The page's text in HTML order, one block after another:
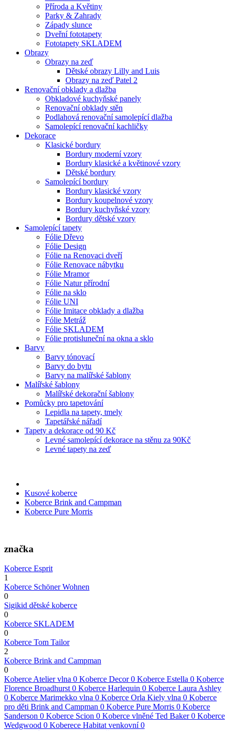
Příroda a Květiny
Parky & Zahrady
Západy slunce
Dveřní fototapety
Fototapety SKLADEM
Obrazy
Obrazy na zeď
Dětské obrazy Lilly and Luis
Obrazy na zeď Patel 2
Renovační obklady a dlažba
Obkladové kuchyňské panely
Renovační obklady stěn
Podlahová renovační samolepící dlažba
Samolepící renovační kachličky
Dekorace
Klasické bordury
Bordury moderní vzory
Bordury klasické a květinové vzory
Dětské bordury
Samolepící bordury
Bordury klasické vzory
Bordury koupelnové vzory
Bordury kuchyňské vzory
Bordury dětské vzory
Samolepící tapety
Fólie Dřevo
Fólie Design
Fólie na Renovaci dveří
Fólie Renovace nábytku
Fólie Mramor
Fólie Natur přírodní
Fólie na sklo
Fólie UNI
Fólie Imitace obklady a dlažba
Fólie Metráž
Fólie SKLADEM
Fólie protisluneční na okna a sklo
Barvy
Barvy tónovací
Barvy do bytu
Barvy na malířské šablony
Malířské šablony
Malířské dekorační šablony
Pomůcky pro tapetování
Lepidla na tapety, tmely
Tapetářské nářadí
Tapety a dekorace od 90 Kč
Levné samolepící dekorace na stěnu za 90Kč
Levné tapety na zeď
Kusové koberce
Koberce Brink and Campman
Koberce Pure Morris
značka
Koberce Esprit
1
Koberce Schöner Wohnen
0
Sigikid dětské koberce
0
Koberce SKLADEM
0
Koberce Tom Tailor
2
Koberce Brink and Campman
0
Koberce Atelier vlna 0 Koberce Decor0 Koberce Estella 0 Koberce
Florence Broadhurst 0 Koberce Harlequin 0 Koberce Laura Ashley
0 Koberce Marimekko vlna 0 Koberce Orla Kiely vlna 0 Koberce
pro děti Brink and Campman 0 Koberce Pure Morris 0 Koberce
Sanderson 0 Koberce Scion 0 Koberce vlněné Ted Baker0 Koberce
Wedgwood 0 Koberece Habitat venkovní0